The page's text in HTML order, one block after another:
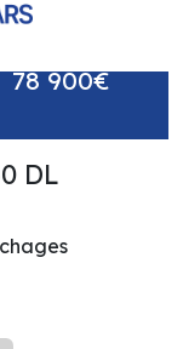
DL
78 900€